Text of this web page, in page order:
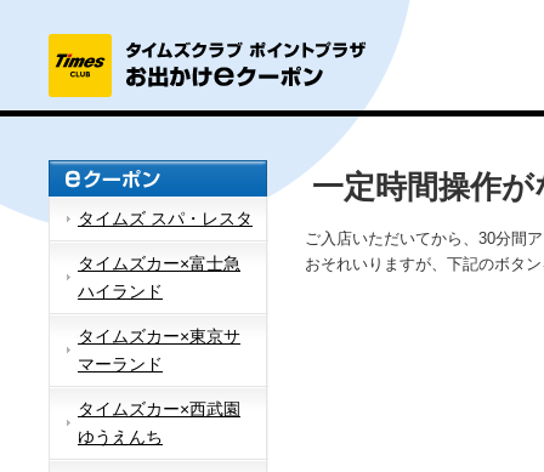
タイムズ スパ・レスタ
タイムズカー×富士急
ハイランド
タイムズカー×東京サ
マーランド
タイムズカー×西武園
ゆうえんち
一定時間操作
ご入店いただいてから、30分間
おそれいりますが、下記のボタ